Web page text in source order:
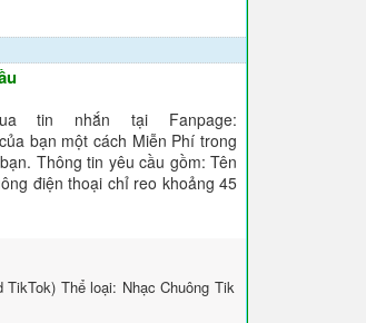
tin nhắn tại Fanpage:
bạn một cách Miễn Phí trong
Thông tin yêu cầu gồm: Tên
điện thoại chỉ reo khoảng 45
Thể loại: Nhạc Chuông Tik